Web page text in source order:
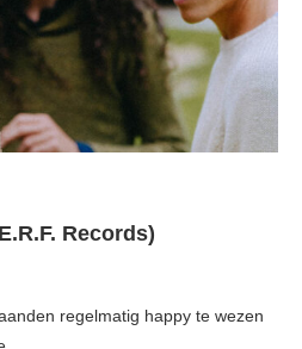
Records)
regelmatig happy te wezen